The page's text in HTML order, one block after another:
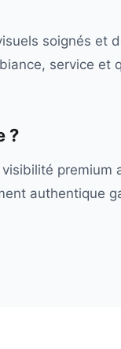
soignés et
service et
?
premium
authentique